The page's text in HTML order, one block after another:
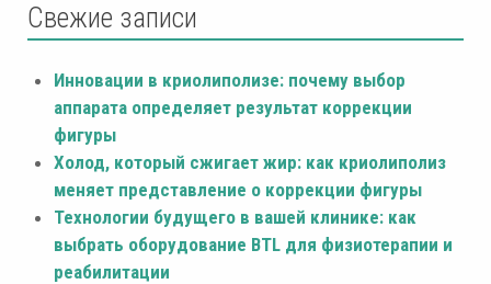
Свежие записи
Инновации в криолиполизе: почему выбор
аппарата определяет результат коррекции
фигуры
Холод, который сжигает жир: как криолиполиз
меняет представление о коррекции фигуры
Технологии будущего в вашей клинике: как
выбрать оборудование BTL для физиотерапии и
реабилитации